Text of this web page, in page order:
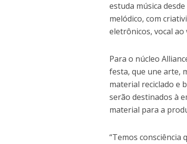
estuda música
melódico, com
eletrônicos, vocal
Para o núcleo
festa, que une arte,
material reciclado e
serão destinados à
material para a
“Temos